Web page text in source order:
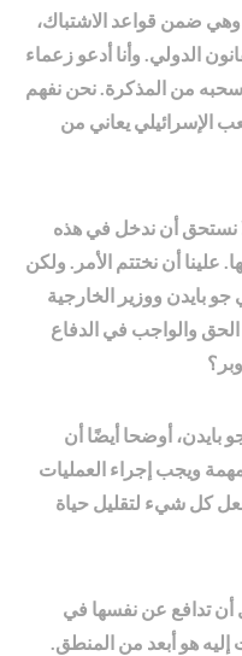
وهي ضمن قواعد الاشتباك،
الدولي. وأنا أدعو زعماء
من المذكرة. نحن نفهم
الإسرائيلي يعاني من
نستحق أن ندخل في هذه
علينا أن نختتم الأمر. ولكن
بايدن ووزير الخارجية
الحق والواجب في الدفاع
بايدن، أوضحا أيضًا أن
مهمة ويجب إجراء العمليات
فعل كل شيء لتقليل حياة
أن تدافع عن نفسها في
هو أبعد من المنطق.